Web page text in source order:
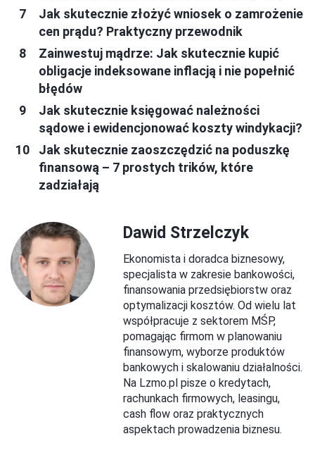
Jak skutecznie złożyć wniosek o zamrożenie
cen prądu? Praktyczny przewodnik
Zainwestuj mądrze: Jak skutecznie kupić
obligacje indeksowane inflacją i nie popełnić
błędów
Jak skutecznie księgować należności
sądowe i ewidencjonować koszty windykacji?
Jak skutecznie zaoszczędzić na poduszkę
finansową – 7 prostych trików, które
zadziałają
Dawid Strzelczyk
Ekonomista i doradca biznesowy,
specjalista w zakresie bankowości,
finansowania przedsiębiorstw oraz
optymalizacji kosztów. Od wielu lat
współpracuje z sektorem MŚP,
pomagając firmom w planowaniu
finansowym, wyborze produktów
bankowych i skalowaniu działalności.
Na Lzmo.pl pisze o kredytach,
rachunkach firmowych, leasingu,
cash flow oraz praktycznych
aspektach prowadzenia biznesu.